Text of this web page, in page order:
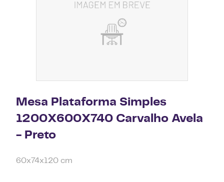
Mesa Plataforma Simples
1200X600X740 Carvalho Avela
- Preto
60x74x120 cm